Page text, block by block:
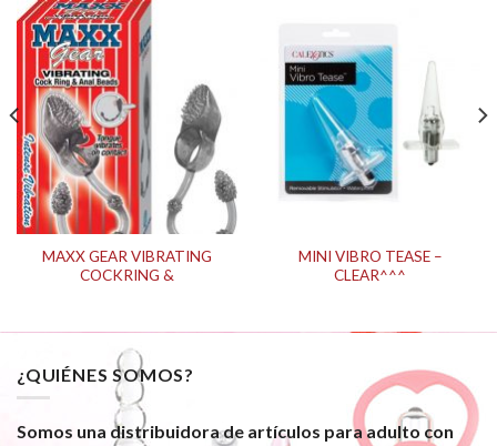
MAXX GEAR VIBRATING
COCKRING &
MINI VIBRO TEASE –
CLEAR^^^
¿QUIÉNES SOMOS?
Somos una distribuidora de artículos para adulto con